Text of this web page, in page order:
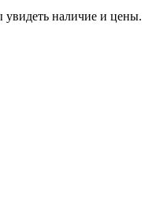
увидеть наличие и цены.